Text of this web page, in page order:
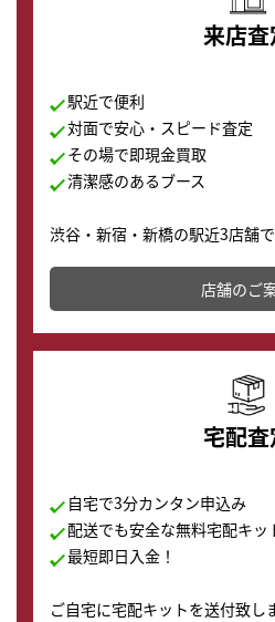
来店査
駅近で便利
対面で安心・スピード査定
その場で即現金買取
清潔感のあるブース
渋谷・新宿・新橋の駅近3店舗
その場で現金買取致します。渋
店舗を併設しており、下取りに
の購入もできます♪
店舗のご
宅配査
自宅で3分カンタン申込み
配送でも安全な無料宅配キッ
最短即日入金！
ご自宅に宅配キットを送付致し